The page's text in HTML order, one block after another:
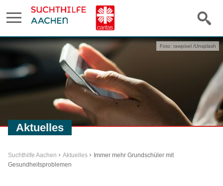
Aktuelles
Foto: rawpixel /Unsplash
Suchthilfe Aachen Aktuelles
Immer mehr Grundschüler mit
Gesundheitsproblemen